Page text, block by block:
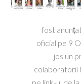
fost
oficial pe 9
jos un
colaboratorii